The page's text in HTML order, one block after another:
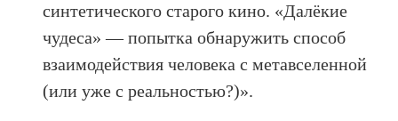
синтетического старого кино. «Далëкие
чудеса» — попытка обнаружить способ
взаимодействия человека с метавселенной
(или уже с реальностью?)».